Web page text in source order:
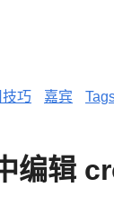
巧 嘉宾
编辑